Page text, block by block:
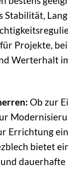
Stabilität,
Projekte,
Werterhalt
Ob zur
Errichtung
bietet
dauerhafte